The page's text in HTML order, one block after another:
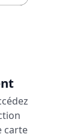
carte